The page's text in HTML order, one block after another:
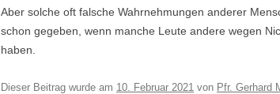
Aber solche oft falsche Wahrnehmungen anderer
schon gegeben, wenn manche Leute andere wegen
haben.
Dieser Beitrag wurde am 10. Februar 2021 von Pfr. Gerhard